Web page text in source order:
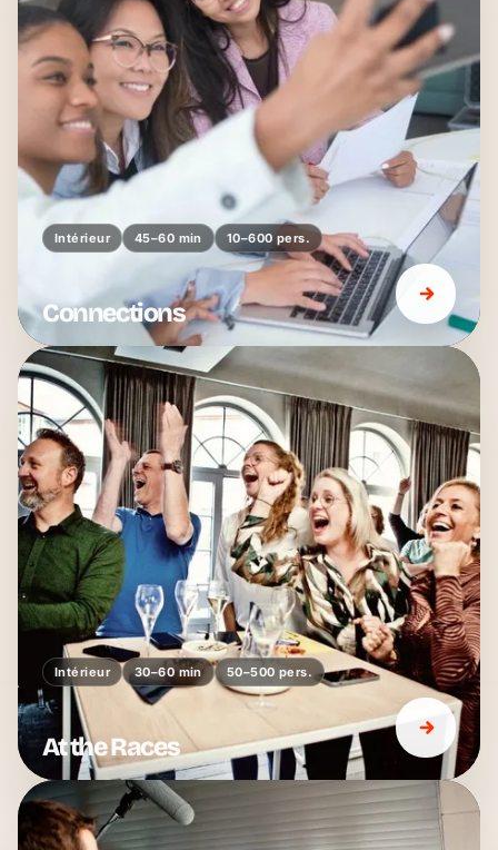
Intérieur 45–60 min 10–600 pers.
Connections
Intérieur 30–60 min 50–500 pers.
At the Races